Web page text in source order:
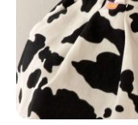
смотреть в Яндекс. Картах